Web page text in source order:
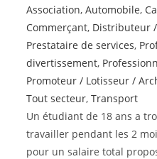
Association,Automobile,
Commerçant, Distributeur
Prestataire de services,
divertissement,
Promoteur / Lotisseur /
Tout secteur,Transport
Un étudiant de 18 ans a
travailler pendant les 2
pour un salaire total